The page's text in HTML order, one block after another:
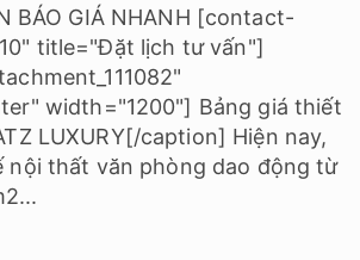
BÁO GIÁ NHANH [contact-
title="Đặt lịch tư vấn"]
width="1200"] Bảng giá thiết
LUXURY[/caption] Hiện nay,
nội thất văn phòng dao động từ